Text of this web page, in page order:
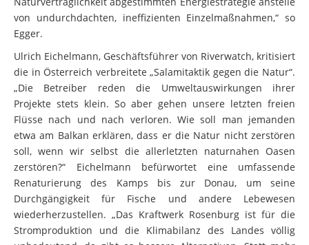
Naturverträglichkeit abgestimmten Energiestrategie anstelle
von undurchdachten, ineffizienten Einzelmaßnahmen,“ so
Egger.
Ulrich Eichelmann, Geschäftsführer von Riverwatch, kritisiert
die in Österreich verbreitete „Salamitaktik gegen die Natur“.
„Die Betreiber reden die Umweltauswirkungen ihrer
Projekte stets klein. So aber gehen unsere letzten freien
Flüsse nach und nach verloren. Wie soll man jemanden
etwa am Balkan erklären, dass er die Natur nicht zerstören
soll, wenn wir selbst die allerletzten naturnahen Oasen
zerstören?“ Eichelmann befürwortet eine umfassende
Renaturierung des Kamps bis zur Donau, um seine
Durchgängigkeit für Fische und andere Lebewesen
wiederherzustellen. „Das Kraftwerk Rosenburg ist für die
Stromproduktion und die Klimabilanz des Landes völlig